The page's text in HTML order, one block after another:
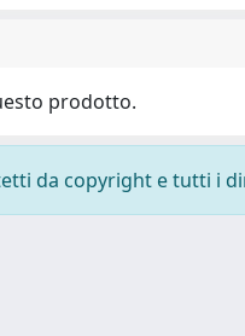
prodotto.
da copyright e tutti i